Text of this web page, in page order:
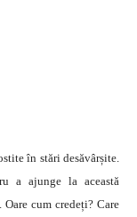
în stări desăvârșite.
a ajunge la această
cum credeți? Care